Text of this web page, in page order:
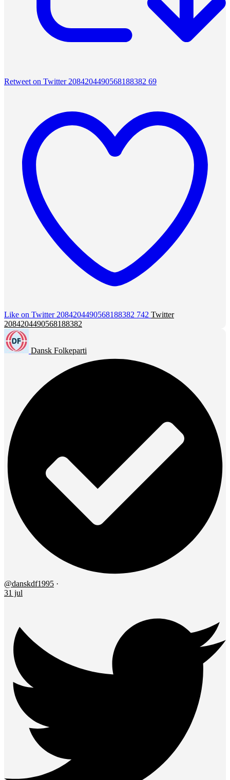
Retweet on Twitter 2084204490568188382 69
Like on Twitter 2084204490568188382 742 Twitter
2084204490568188382
Dansk Folkeparti
@danskdf1995 ·
31 jul